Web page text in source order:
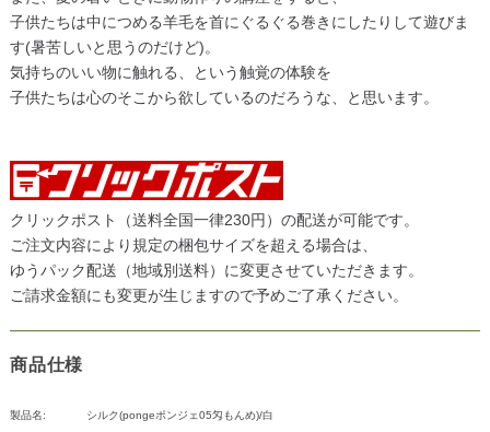
子供たちは中につめる羊毛を首にぐるぐる巻きにしたりして遊びま
す(暑苦しいと思うのだけど)。
気持ちのいい物に触れる、という触覚の体験を
子供たちは心のそこから欲しているのだろうな、と思います。
クリックポスト（送料全国一律230円）の配送が可能です。
ご注文内容により規定の梱包サイズを超える場合は、
ゆうパック配送（地域別送料）に変更させていただきます。
ご請求金額にも変更が生じますので予めご了承ください。
商品仕様
製品名: シルク(pongeポンジェ05匁もんめ)/白